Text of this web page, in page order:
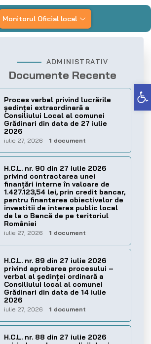
Deschide bara de unelte
Monitorul Oficial local
ADMINISTRATIV
Documente Recente
Proces verbal privind lucrările
ședinței extraordinară a
Consiliului Local al comunei
Grădinari din data de 27 iulie
2026
iulie 27, 2026 1 document
H.C.L. nr. 90 din 27 iulie 2026
privind contractarea unei
finanțări interne în valoare de
1.427.123,54 lei, prin credit bancar,
pentru finantarea obiectivelor de
investitii de interes public local
de la o Bancă de pe teritoriul
României
iulie 27, 2026 1 document
H.C.L. nr. 89 din 27 iulie 2026
privind aprobarea procesului –
verbal al şedinţei ordinară a
Consiliului local al comunei
Grădinari din data de 14 iulie
2026
iulie 27, 2026 1 document
H.C.L. nr. 88 din 27 iulie 2026